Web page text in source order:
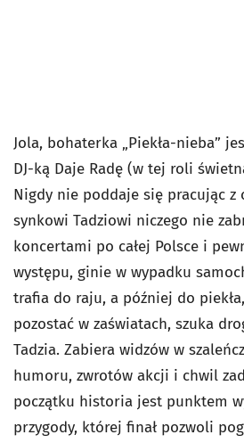
Jola, bohaterka „Piekła-nieba”
DJ-ką Daje Radę (w tej roli
Nigdy nie poddaje się pracując z
synkowi Tadziowi niczego nie
koncertami po całej Polsce i
występu, ginie w wypadku
trafia do raju, a później do
pozostać w zaświatach, szuka
Tadzia. Zabiera widzów w
humoru, zwrotów akcji i chwil
początku historia jest punktem
przygody, której finał pozwoli